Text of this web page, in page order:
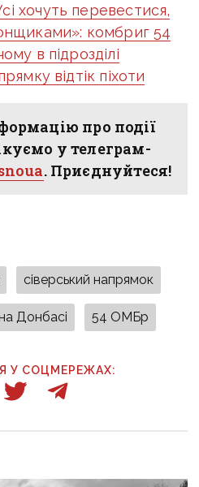
хочуть перевестися,
комбриг 54
в підрозділі
відтік піхоти
про події
у телеграм-
. Приєднуйтеся!
сіверський напрямок
Донбасі 54 ОМБр
У СОЦМЕРЕЖАХ: